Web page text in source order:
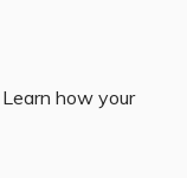
Learn how your